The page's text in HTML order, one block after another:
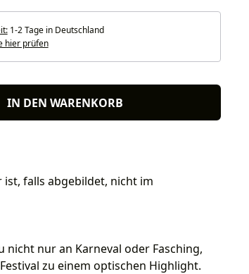
1-2 Tage in Deutschland
hier prüfen
IN DEN WARENKORB
ist, falls abgebildet, nicht im
nicht nur an Karneval oder Fasching,
zu einem optischen Highlight.